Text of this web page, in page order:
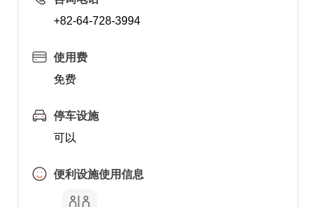
+82-64-728-3994
使用费
免费
停车设施
可以
便利设施使用信息